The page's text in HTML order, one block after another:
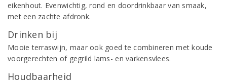
eikenhout. Evenwichtig, rond en doordrinkbaar van smaak,
met een zachte afdronk.
Drinken bij
Mooie terraswijn, maar ook goed te combineren met koude
voorgerechten of gegrild lams- en varkensvlees.
Houdbaarheid